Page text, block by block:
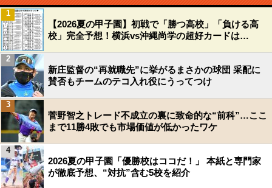
【2026夏の甲子園】初戦で「勝つ高校」「負ける高
校」完全予想！横浜vs沖縄尚学の超好カードは…
1
新庄監督の“再就職先”に挙がるまさかの球団 采配に
賛否もチームのテコ入れ役にうってつけ
2
菅野智之トレード不成立の裏に致命的な“前科”…ここ
まで11勝4敗でも市場価値が低かったワケ
3
2026夏の甲子園「優勝校はココだ！」 本紙と専門家
が徹底予想、“対抗”含む5校を紹介
4